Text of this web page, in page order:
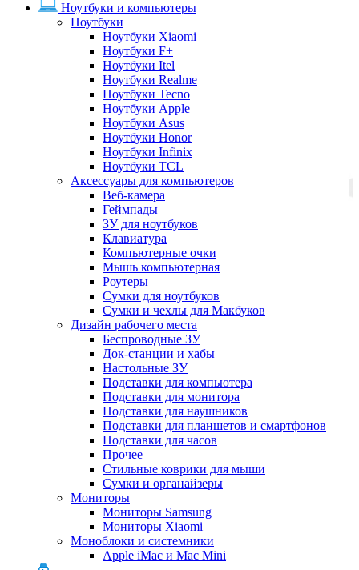
Ноутбуки и компьютеры
Ноутбуки
Ноутбуки Xiaomi
Ноутбуки F+
Ноутбуки Itel
Ноутбуки Realme
Ноутбуки Tecno
Ноутбуки Apple
Ноутбуки Asus
Ноутбуки Honor
Ноутбуки Infinix
Ноутбуки TCL
Аксессуары для компьютеров
Веб-камера
Геймпады
ЗУ для ноутбуков
Клавиатура
Компьютерные очки
Мышь компьютерная
Роутеры
Сумки для ноутбуков
Сумки и чехлы для Макбуков
Дизайн рабочего места
Беспроводные ЗУ
Док-станции и хабы
Настольные ЗУ
Подставки для компьютера
Подставки для монитора
Подставки для наушников
Подставки для планшетов и смартфонов
Подставки для часов
Прочее
Стильные коврики для мыши
Сумки и органайзеры
Мониторы
Мониторы Samsung
Мониторы Xiaomi
Моноблоки и системники
Apple iMac и Mac Mini